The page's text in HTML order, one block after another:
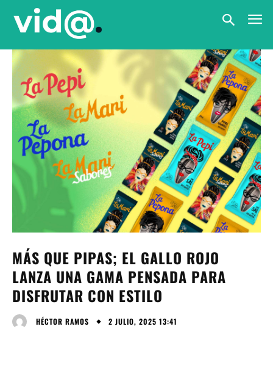
MÁS QUE PIPAS; EL GALLO ROJO
LANZA UNA GAMA PENSADA PARA
DISFRUTAR CON ESTILO
HÉCTOR RAMOS 2 JULIO, 2025 13:41